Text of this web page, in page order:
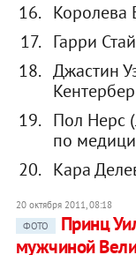
Королева
Гарри
Джастин
Пол Нерс
по
Кара
20 октября 2011, 08:18
ФОТО
Принц
мужчиной